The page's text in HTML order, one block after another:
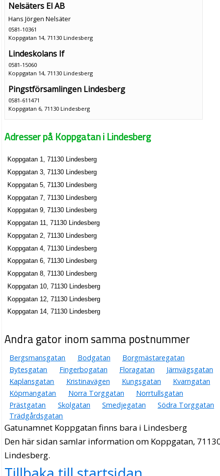
Nelsäters El AB
Hans Jörgen Nelsäter
0581-10361
Koppgatan 14, 71130 Lindesberg
Lindeskolans If
0581-15060
Koppgatan 14, 71130 Lindesberg
Pingstförsamlingen Lindesberg
0581-611471
Koppgatan 6, 71130 Lindesberg
Yvonne Elinor Schytt
Koppgatan 8 B, 71130 Lindesberg
Veronicas.nu Hudvård & Laserklinik AB
Karin Veronica Larsson
0581-17373
Koppgatan 8 B, 71130 Lindesberg
Adresser på Koppgatan i Lindesberg
Koppgatan 1, 71130 Lindesberg
Koppgatan 3, 71130 Lindesberg
Koppgatan 5, 71130 Lindesberg
Koppgatan 7, 71130 Lindesberg
Koppgatan 9, 71130 Lindesberg
Koppgatan 11, 71130 Lindesberg
Koppgatan 2, 71130 Lindesberg
Koppgatan 4, 71130 Lindesberg
Koppgatan 6, 71130 Lindesberg
Koppgatan 8, 71130 Lindesberg
Koppgatan 10, 71130 Lindesberg
Koppgatan 12, 71130 Lindesberg
Koppgatan 14, 71130 Lindesberg
Andra gator inom samma postnummer
Bergsmansgatan Bodgatan
Borgmästaregatan
Bytesgatan
Fingerbogatan Floragatan
Järnvägsgatan
Kaplansgatan
Kristinavägen Kungsgatan
Kvarngatan
Köpmangatan
Norra Torggatan
Norrtullsgatan
Prästgatan
Skolgatan Smedjegatan
Södra Torggatan
Trädgårdsgatan
Gatunamnet Koppgatan finns bara i Lindesberg
Den här sidan samlar information om Koppgatan,
Lindesberg.